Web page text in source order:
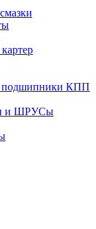
подшипники КПП
и ШРУСы